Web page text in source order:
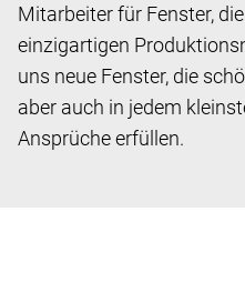
Mitarbeiter für Fenster,
einzigartigen
uns neue Fenster, die
aber auch in jedem
Ansprüche erfüllen.